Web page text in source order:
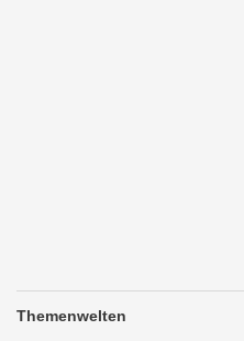
Themenwelten